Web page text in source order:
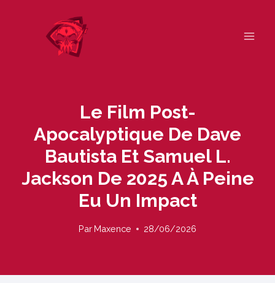
Le Film Post-
Apocalyptique De Dave
Bautista Et Samuel L.
Jackson De 2025 A À Peine
Eu Un Impact
Par Maxence 28/06/2026